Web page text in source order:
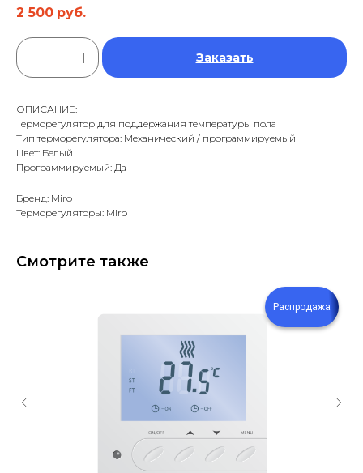
2 500 руб.
Заказать
ОПИСАНИЕ:
Терморегулятор для поддержания температуры пола
Тип терморегулятора: Механический / программируемый
Цвет: Белый
Программируемый: Да
Бренд: Miro
Терморегуляторы: Miro
Смотрите также
Распродажа